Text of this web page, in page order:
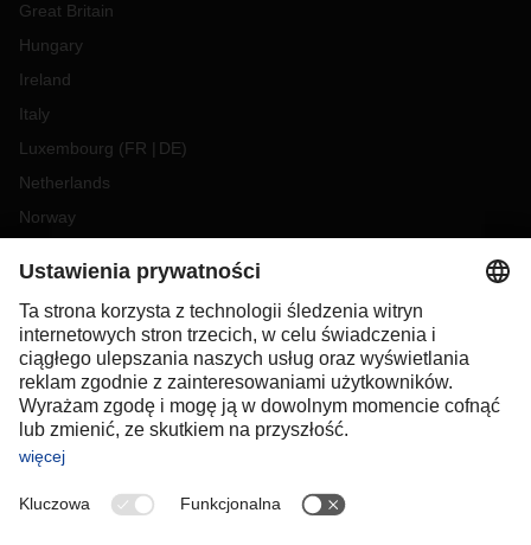
Great Britain
Hungary
Ireland
Italy
Luxembourg (FR DE)
Netherlands
Norway
Romania
Slovakia
Spain
Sweden
Switzerland